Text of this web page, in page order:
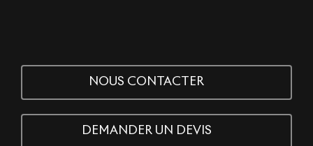
NOUS CONTACTER
DEMANDER UN DEVIS